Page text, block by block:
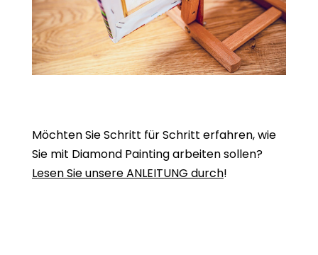
Möchten Sie Schritt für Schritt erfahren, wie
Sie mit Diamond Painting arbeiten sollen?
Lesen Sie unsere ANLEITUNG durch!